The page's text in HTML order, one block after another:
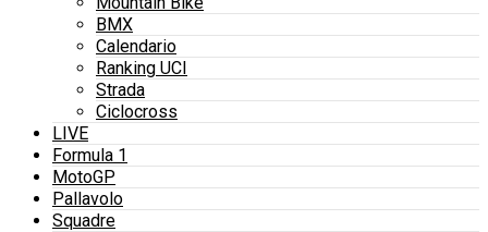
BMX
Calendario
Ranking UCI
Strada
Ciclocross
LIVE
Formula 1
MotoGP
Pallavolo
Squadre